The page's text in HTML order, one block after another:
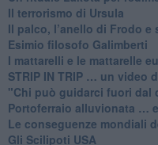
Il terrorismo di Ursula
​Il palco, l’anello di Frodo e
Esimio filosofo Galimberti
​I mattarelli e le mattarelle
​STRIP IN TRIP … un video
"Chi può guidarci fuori dal
​Portoferraio alluvionata …
Le conseguenze mondiali
​Gli Scilipoti USA